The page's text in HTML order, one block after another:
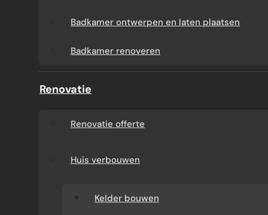
Badkamer ontwerpen en laten plaatsen
Badkamer renoveren
Renovatie
Renovatie offerte
Huis verbouwen
Kelder bouwen